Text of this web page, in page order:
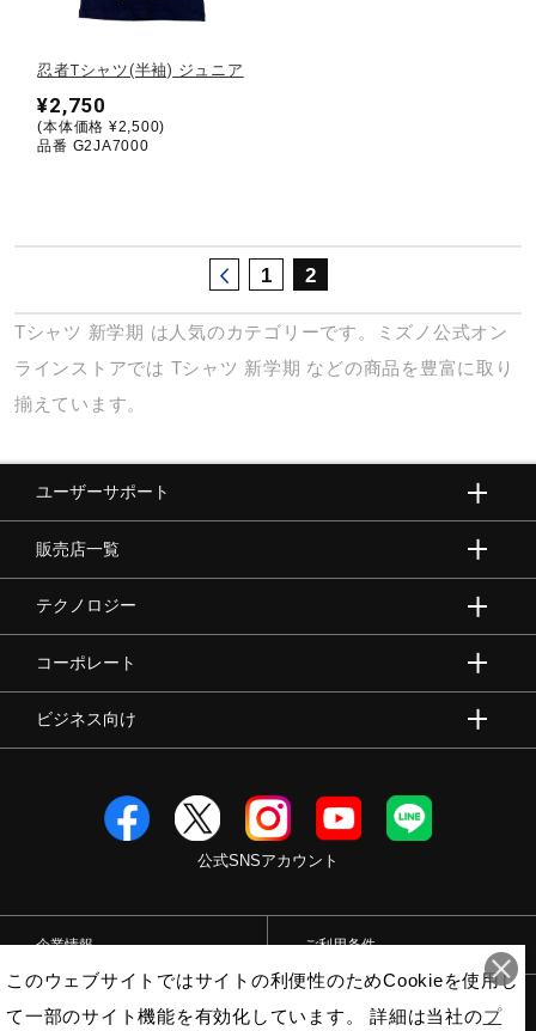
ジュニア／キッズ
コラボ／ライセンス
セール
その他
直営店一覧
忍者Tシャツ(半袖) ジュニア
¥2,750
(本体価格 ¥2,500)
品番 G2JA7000
1 2
Tシャツ 新学期 は人気のカテゴリーです。ミズノ公式オン
ラインストアでは Tシャツ 新学期 などの商品を豊富に取り
揃えています。
ユーザーサポート
販売店一覧
テクノロジー
コーポレート
ビジネス向け
公式SNSアカウント
企業情報 ご利用条件
このウェブサイトではサイトの利便性のためCookieを使用し
て一部のサイト機能を有効化しています。 詳細は当社のプ